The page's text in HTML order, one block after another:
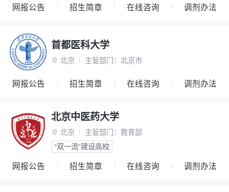
网报公告 招生简章 在线咨询 调剂办法
首都医科大学
 北京 主管部门： 北京市
网报公告 招生简章 在线咨询 调剂办法
北京中医药大学
 北京 主管部门： 教育部
“双一流”建设高校
网报公告 招生简章 在线咨询 调剂办法